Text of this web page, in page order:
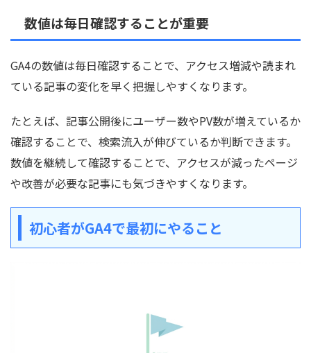
数値は毎日確認することが重要
GA4の数値は毎日確認することで、アクセス増減や読まれ
ている記事の変化を早く把握しやすくなります。
たとえば、記事公開後にユーザー数やPV数が増えているか
確認することで、検索流入が伸びているか判断できます。
数値を継続して確認することで、アクセスが減ったページ
や改善が必要な記事にも気づきやすくなります。
初心者がGA4で最初にやること